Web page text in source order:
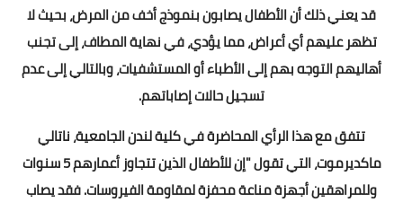
قد يعني ذلك أن الأطفال يصابون بنموذج أخف من المرض، بحيث لا
تظهر عليهم أي أعراض، مما يؤدي، في نهاية المطاف، إلى تجنب
أهاليهم التوجه بهم إلى الأطباء أو المستشفيات، وبالتالي إلى عدم
تسجيل حالات إصاباتهم.
تتفق مع هذا الرأي المحاضرة في كلية لندن الجامعية، ناتالي
ماكديرموت، التي تقول "إن للأطفال الذين تتجاوز أعمارهم 5 سنوات
وللمراهقين أجهزة مناعة محفزة لمقاومة الفيروسات. فقد يصاب